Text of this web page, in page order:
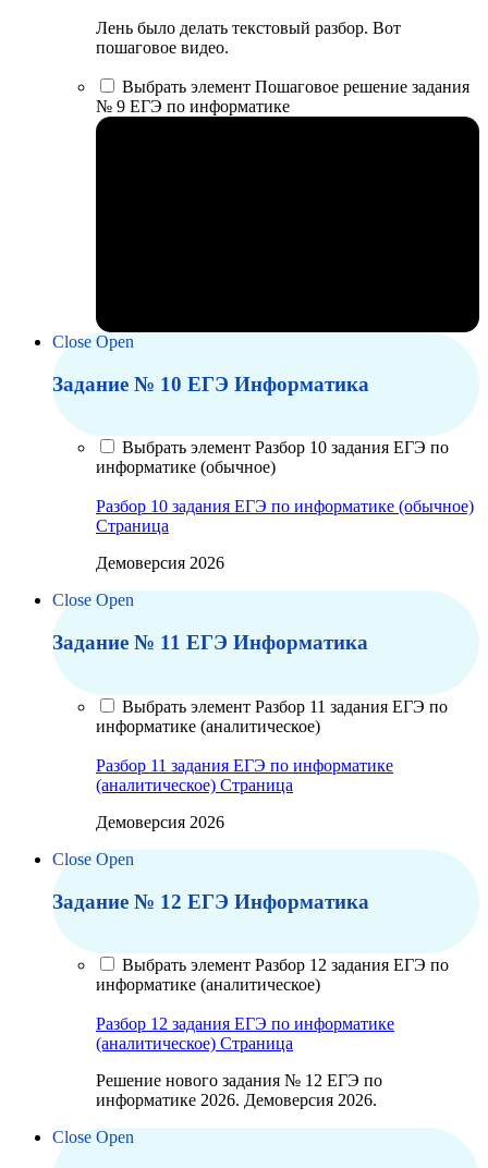
Лень было делать текстовый разбор. Вот
пошаговое видео.
Выбрать элемент Пошаговое решение задания
№ 9 ЕГЭ по информатике
Close Open
Задание № 10 ЕГЭ Информатика
Выбрать элемент Разбор 10 задания ЕГЭ по
информатике (обычное)
Разбор 10 задания ЕГЭ по информатике (обычное)
Страница
Демоверсия 2026
Close Open
Задание № 11 ЕГЭ Информатика
Выбрать элемент Разбор 11 задания ЕГЭ по
информатике (аналитическое)
Разбор 11 задания ЕГЭ по информатике
(аналитическое) Страница
Демоверсия 2026
Close Open
Задание № 12 ЕГЭ Информатика
Выбрать элемент Разбор 12 задания ЕГЭ по
информатике (аналитическое)
Разбор 12 задания ЕГЭ по информатике
(аналитическое) Страница
Решение нового задания № 12 ЕГЭ по
информатике 2026. Демоверсия 2026.
Close Open